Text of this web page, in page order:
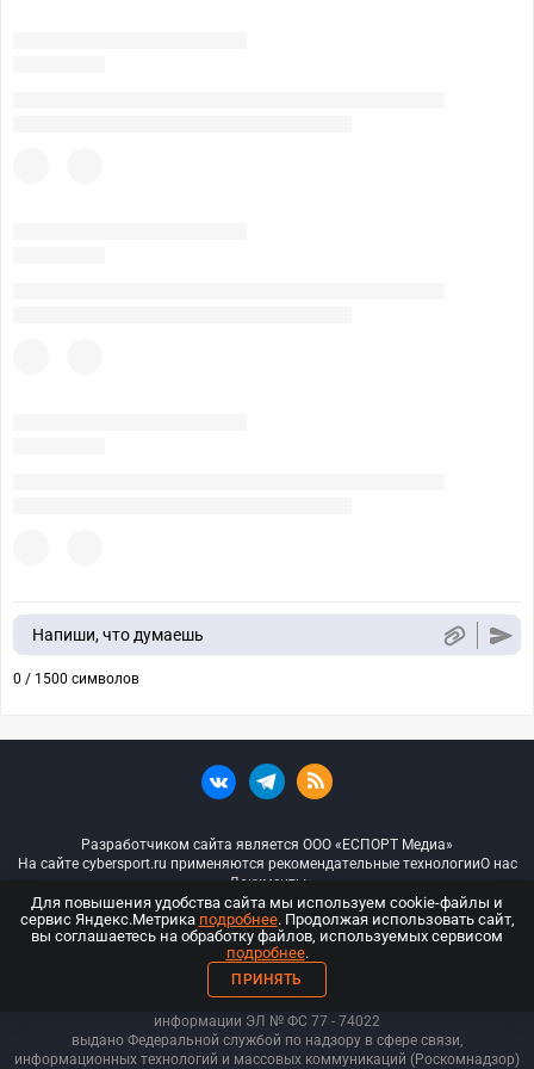
Напиши, что думаешь
0 / 1500 символов
Разработчиком сайта является ООО «ЕСПОРТ Медиа»
На сайте cybersport.ru применяются рекомендательные технологииО нас
Документы
© ООО «Киберспорт.ру» — Все права защищены
18+
ООО «Киберспорт.ру». Свидетельство о регистрации средств массовой
информации ЭЛ № ФС 77 - 74022
выдано Федеральной службой по надзору в сфере связи,
информационных технологий и массовых коммуникаций (Роскомнадзор)
Для повышения удобства сайта мы используем cookie-файлы и
сервис Яндекс.Метрика подробнее. Продолжая использовать сайт,
вы соглашаетесь на обработку файлов, используемых сервисом
подробнее.
ПРИНЯТЬ